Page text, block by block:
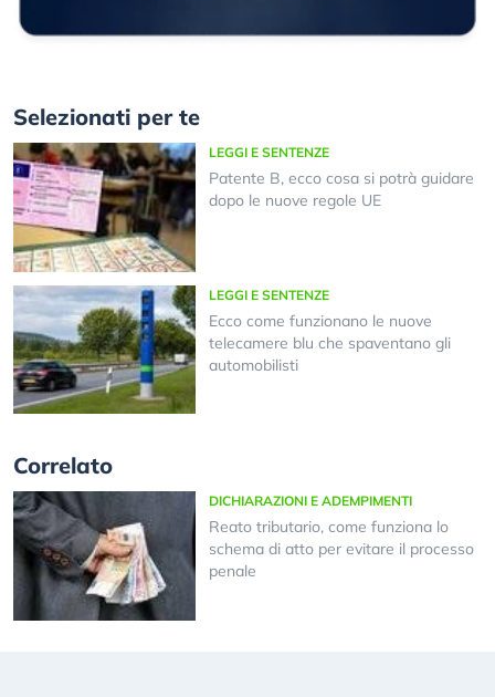
Selezionati per te
LEGGI E SENTENZE
Patente B, ecco cosa si potrà guidare
dopo le nuove regole UE
LEGGI E SENTENZE
Ecco come funzionano le nuove
telecamere blu che spaventano gli
automobilisti
Correlato
DICHIARAZIONI E ADEMPIMENTI
Reato tributario, come funziona lo
schema di atto per evitare il processo
penale